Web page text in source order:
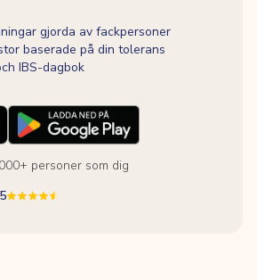
gjorda av fackpersoner
baserade på din tolerans
IBS-dagbok
personer som dig